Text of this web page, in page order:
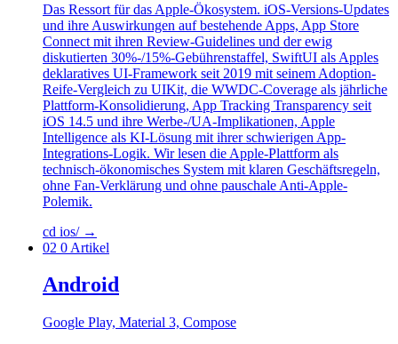
Das Ressort für das Apple-Ökosystem. iOS-Versions-Updates
und ihre Auswirkungen auf bestehende Apps, App Store
Connect mit ihren Review-Guidelines und der ewig
diskutierten 30%-/15%-Gebührenstaffel, SwiftUI als Apples
deklaratives UI-Framework seit 2019 mit seinem Adoption-
Reife-Vergleich zu UIKit, die WWDC-Coverage als jährliche
Plattform-Konsolidierung, App Tracking Transparency seit
iOS 14.5 und ihre Werbe-/UA-Implikationen, Apple
Intelligence als KI-Lösung mit ihrer schwierigen App-
Integrations-Logik. Wir lesen die Apple-Plattform als
technisch-ökonomisches System mit klaren Geschäfts­regeln,
ohne Fan-Verklärung und ohne pauschale Anti-Apple-
Polemik.
cd ios/ →
02 0 Artikel
Android
Google Play, Material 3, Compose